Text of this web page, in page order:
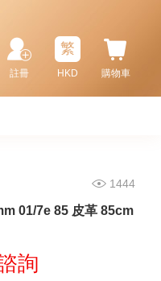
購物車
繁
HKD
註冊
1444
01/7e 85 皮革 85cm
詢
Kelly Belt